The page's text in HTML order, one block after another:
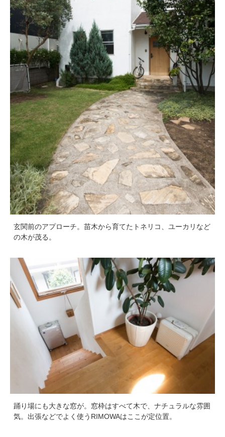
玄関前のアプローチ。苗木から育てたトネリコ、ユーカリなど
の木が茂る。
踊り場にも大きな窓が。窓枠はすべて木で、ナチュラルな雰囲
気。出張などでよく使うRIMOWAはここが定位置。